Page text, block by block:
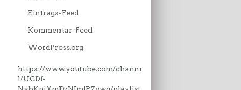
Eintrags-Feed
Kommentar-Feed
WordPress.org
https://www.youtube.com/channe
l/UCDf-